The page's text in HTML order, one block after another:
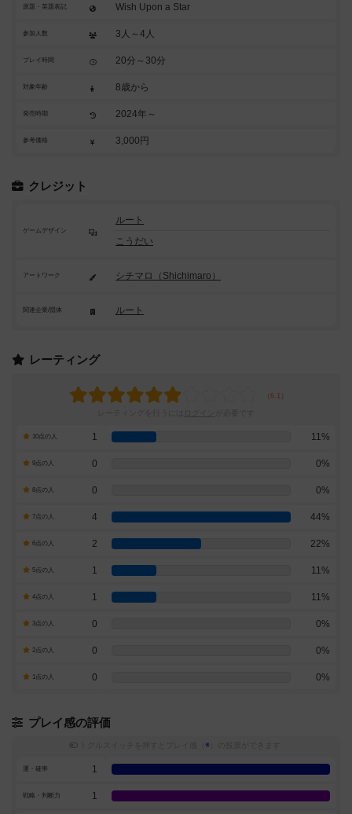
原題・英題表記 Wish Upon a Star
参加人数 3人～4人
プレイ時間 20分～30分
対象年齢 8歳から
発売時期 2024年～
参考価格 3,000円
クレジット
ゲームデザイン
ルート
こうだい
アートワーク シチマロ（Shichimaro）
関連企業/団体 ルート
レーティング
10点の人 1 11%
9点の人 0 0%
8点の人 0 0%
7点の人 4 44%
6点の人 2 22%
5点の人 1 11%
4点の人 1 11%
3点の人 0 0%
2点の人 0 0%
1点の人 0 0%
プレイ感の評価
※
運・確率 1
戦略・判断力 1